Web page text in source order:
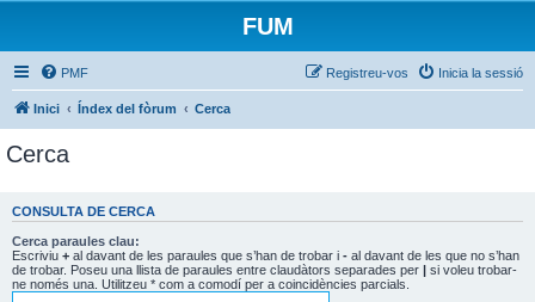
FUM
PMF Inicia la sessió
Registreu-vos
Inici Índex del fòrum Cerca
Cerca
CONSULTA DE CERCA
Cerca paraules clau:
Escriviu + al davant de les paraules que s’han de trobar i - al davant de les que no s’han
de trobar. Poseu una llista de paraules entre claudàtors separades per | si voleu trobar-
ne només una. Utilitzeu * com a comodí per a coincidències parcials.